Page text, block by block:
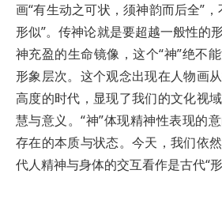
画“有生动之可状，须神韵而后全”
形似”。传神论就是要超越一般性的
神充盈的生命镜像，这个“神”绝不
形象层次。这个观念出现在人物画
高度的时代，显现了我们的文化视
慧与意义。“神”体现精神性表现的
存在的本质与状态。今天，我们依
代人精神与身体的交互看作是古代“形